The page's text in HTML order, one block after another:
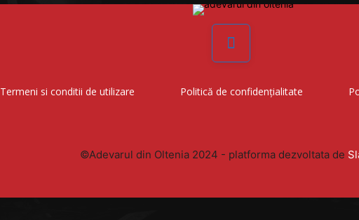
Termeni si conditii de utilizare Politică de confidențialitate
©Adevarul din Oltenia 2024 - platforma dezvoltata de